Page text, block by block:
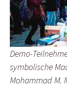
Demo-
symbolische
Mohammad M.